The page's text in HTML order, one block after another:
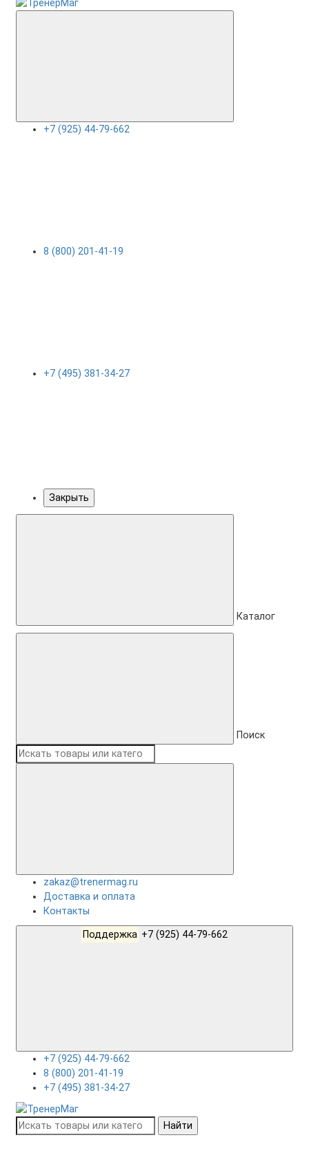
+7 (925) 44-79-662
8 (800) 201-41-19
+7 (495) 381-34-27
Закрыть
Каталог
Поиск
zakaz@trenermag.ru
Доставка и оплата
Контакты
Поддержка
+7 (925) 44-79-662
8 (800) 201-41-19
+7 (495) 381-34-27
Найти